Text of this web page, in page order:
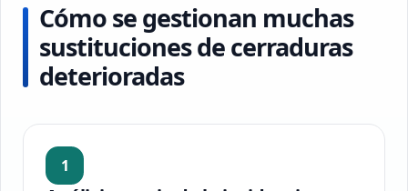
Cómo se gestionan muchas
sustituciones de cerraduras
deterioradas
1